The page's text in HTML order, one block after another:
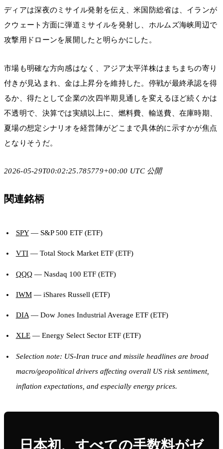
ディアは深夜のミサイル発射を伝え、米国防総省は、イランが
クウェート方面に弾道ミサイルを発射し、ホルムズ海峡周辺で
攻撃用ドローンを展開したと明らかにした。
市場も明確な方向感はなく、アジア太平洋株はまちまちの寄り
付きが見込まれ、金は上昇分を維持した。停戦が最終承認を得
るか、得たとして企業の次四半期見通しを変えるほど続くかは
不透明で、決算では実績以上に、燃料費、輸送費、在庫時期、
夏場の想定シナリオを経営陣がどこまで具体的に示すかが焦点
となりそうだ。
2026-05-29T00:02:25.785779+00:00 UTC 公開
関連銘柄
SPY— S&P 500 ETF (ETF)
VTI— Total Stock Market ETF (ETF)
QQQ— Nasdaq 100 ETF (ETF)
IWM— iShares Russell (ETF)
DIA— Dow Jones Industrial Average ETF (ETF)
XLE— Energy Select Sector ETF (ETF)
Selection note: US-Iran truce and missile headlines are broad
macro/geopolitical drivers affecting overall US risk sentiment,
inflation expectations, and especially energy prices.
日本初、すべての手数料がゼ